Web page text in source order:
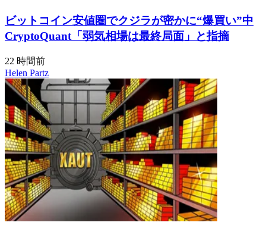
ビットコイン安値圏でクジラが密かに“爆買い”中
CryptoQuant「弱気相場は最終局面」と指摘
22 時間前
Helen Partz